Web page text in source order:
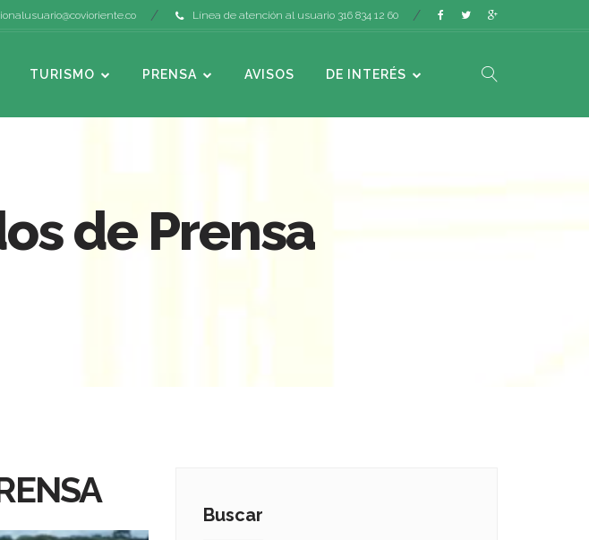
Línea de atención al usuario 316 834 12 60
TURISMO PRENSA AVISOS DE INTERÉS
de Prensa
Buscar